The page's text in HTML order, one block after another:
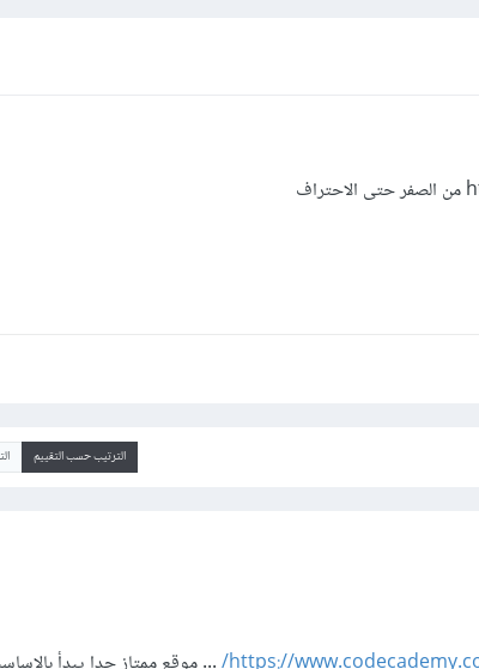
الترتيب حسب التقييم